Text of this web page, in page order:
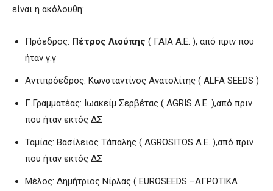
είναι η ακόλουθη:
Πρόεδρος: Πέτρος Λιούπης ( ΓΑΙΑ Α.Ε. ), από πριν που
ήταν γ.γ
Αντιπρόεδρος: Κωνσταντίνος Ανατολίτης ( ALFA SEEDS )
Γ.Γραμματέας: Ιωακείμ Σερβέτας ( ΑGRIS A.E. ),από πριν
που ήταν εκτός ΔΣ
Ταμίας: Βασίλειος Τάπαλης ( AGROSITOS A.E. ),από πριν
που ήταν εκτός ΔΣ
Μέλος: Δημήτριος Νίρλας ( EUROSEEDS –ΑΓΡΟΤΙΚΑ